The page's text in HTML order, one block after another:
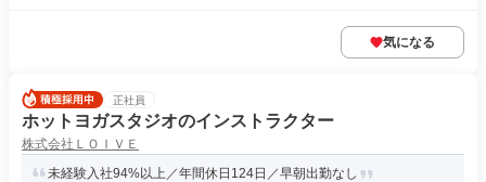
気になる
正社員
ホットヨガスタジオのインストラクター
株式会社ＬＯＩＶＥ
未経験入社94%以上／年間休日124日／早朝出勤なし